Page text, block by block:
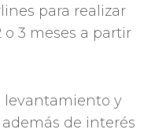
para realizar
3 meses a partir
levantamiento y
de interés